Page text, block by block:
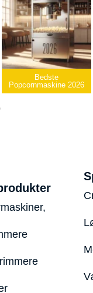
Bedste Bluetooth
højtaler 2026